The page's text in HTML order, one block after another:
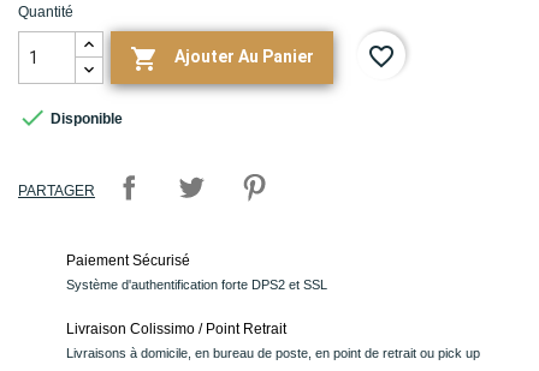
Quantité
 Ajouter Au Panier favorite_border
 Disponible
PARTAGER
Paiement Sécurisé
Système d'authentification forte DPS2 et SSL
Livraison Colissimo / Point Retrait
Livraisons à domicile, en bureau de poste, en point de retrait ou pick up